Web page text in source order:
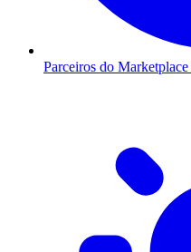
Parceiros do Marketplace